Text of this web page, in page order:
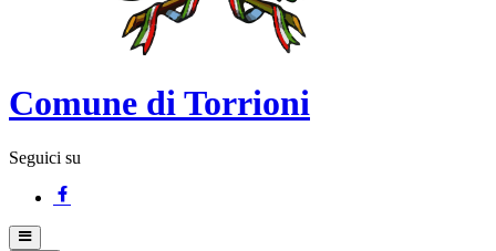
Comune di Torrioni
Seguici su